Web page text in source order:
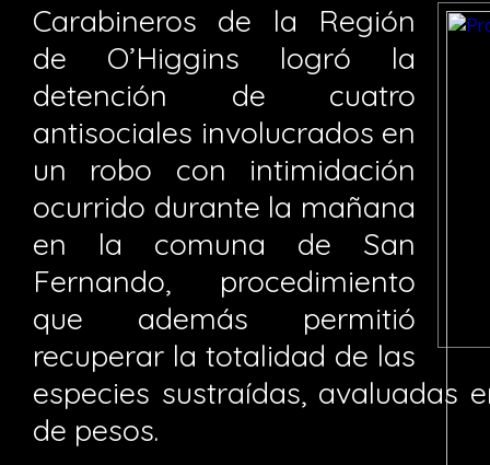
Carabineros de la Región
de O’Higgins logró la
detención de cuatro
antisociales involucrados en
un robo con intimidación
ocurrido durante la mañana
en la comuna de San
Fernando, procedimiento
que además permitió
recuperar la totalidad de las
especies sustraídas, avaluadas
de pesos.